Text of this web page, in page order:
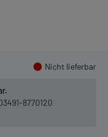
Nicht lieferbar
8770120